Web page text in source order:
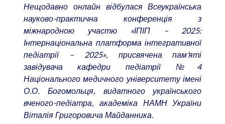
Нещодавно онлайн відбулася Всеукраїнська
науково-практична конференція з
міжнародною участю «ІПІП – 2025:
Інтернаціональна платформа інтегративної
педіатрії – 2025», присвячена пам’яті
завідувача кафедри педіатрії №4
Національного медичного університету імені
О.О. Богомольця, видатного українського
вченого-педіатра, академіка НАМН України
Віталія Григоровича Майданника.